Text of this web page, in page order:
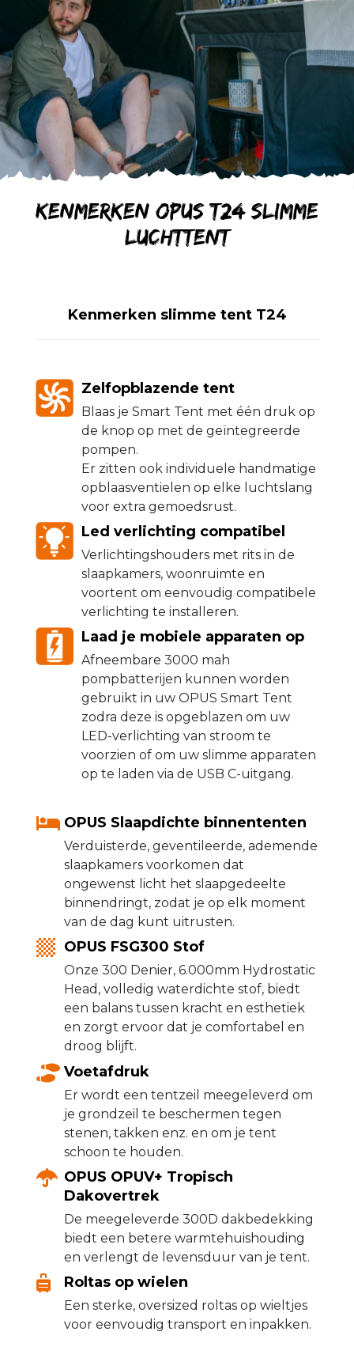
Kenmerken OPUS T24 slimme
luchttent
Kenmerken slimme tent T24
Zelfopblazende tent
Blaas je Smart Tent met één druk op
de knop op met de geïntegreerde
pompen.
Er zitten ook individuele handmatige
opblaasventielen op elke luchtslang
voor extra gemoedsrust.
Led verlichting compatibel
Verlichtingshouders met rits in de
slaapkamers, woonruimte en
voortent om eenvoudig compatibele
verlichting te installeren.
Laad je mobiele apparaten op
Afneembare 3000 mah
pompbatterijen kunnen worden
gebruikt in uw OPUS Smart Tent
zodra deze is opgeblazen om uw
LED-verlichting van stroom te
voorzien of om uw slimme apparaten
op te laden via de USB C-uitgang.
OPUS Slaapdichte binnententen
Verduisterde, geventileerde, ademende
slaapkamers voorkomen dat
ongewenst licht het slaapgedeelte
binnendringt, zodat je op elk moment
van de dag kunt uitrusten.
OPUS FSG300 Stof
Onze 300 Denier, 6.000mm Hydrostatic
Head, volledig waterdichte stof, biedt
een balans tussen kracht en esthetiek
en zorgt ervoor dat je comfortabel en
droog blijft.
Voetafdruk
Er wordt een tentzeil meegeleverd om
je grondzeil te beschermen tegen
stenen, takken enz. en om je tent
schoon te houden.
OPUS OPUV+ Tropisch
Dakovertrek
De meegeleverde 300D dakbedekking
biedt een betere warmtehuishouding
en verlengt de levensduur van je tent.
Roltas op wielen
Een sterke, oversized roltas op wieltjes
voor eenvoudig transport en inpakken.